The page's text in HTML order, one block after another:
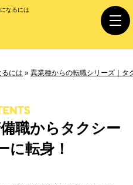
なるには
には » 異業種からの転職シリーズ｜タ
職からタクシー
に転身！